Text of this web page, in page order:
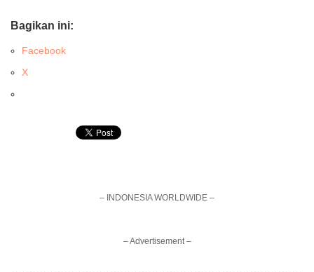
Bagikan ini:
Facebook
X
– INDONESIA WORLDWIDE –
– Advertisement –